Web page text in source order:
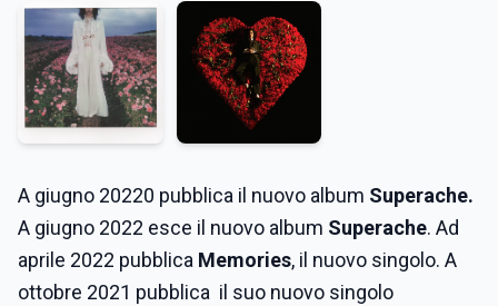
A giugno 20220 pubblica il nuovo album Superache.
A giugno 2022 esce il nuovo album Superache. Ad
aprile 2022 pubblica Memories, il nuovo singolo. A
ottobre 2021 pubblica il suo nuovo singolo